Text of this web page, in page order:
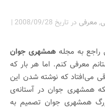
,معرفی در تاریخ 2008/09/28
|
به مجله همشهری جوان
معرفی کنم. اما هر بار که
می‌افتاد که نوشته شدن این
همشهری جوان در آستانه‌ی
همشهری جوان تصمیم به